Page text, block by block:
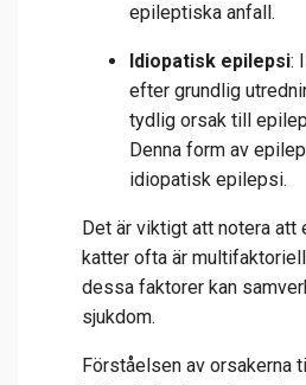
epileptiska anfall.
Idiopatisk epilepsi:
efter grundlig
tydlig orsak till
Denna form av
idiopatisk epilepsi.
Det är viktigt att notera att
katter ofta är
dessa faktorer kan
sjukdom.
Förståelsen av orsakerna